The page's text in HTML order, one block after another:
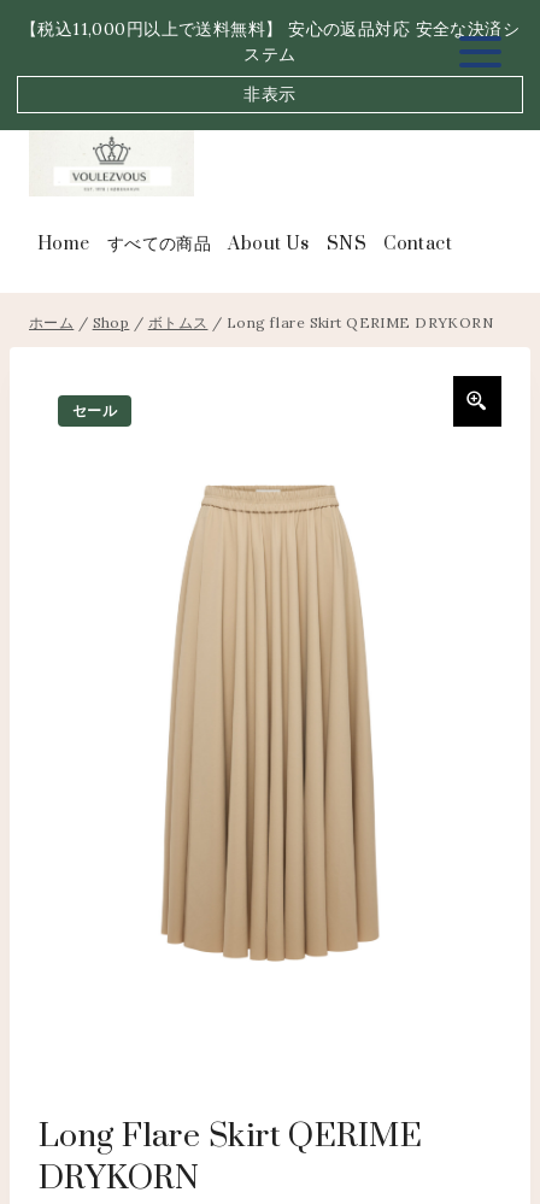
ッ
【税込11,000円以上で送料無料】 安心の返品対応 安全な決済シ
ステム
非表示
Home すべての商品 About Us SNS Contact
ホーム / Shop / ボトムス / Long flare Skirt QERIME DRYKORN
セール
Long Flare Skirt QERIME
DRYKORN